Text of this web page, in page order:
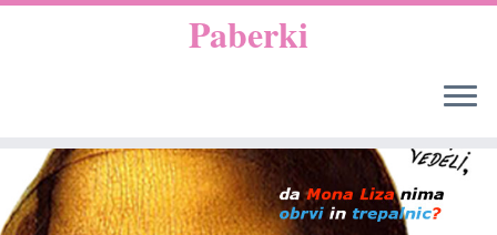
vsebino
Paberki